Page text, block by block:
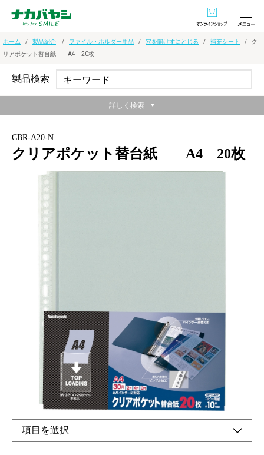
オンラインショ
ホーム 製品紹介 ファイル・ホルダー用品 穴を開けずにとじる 補充シート
ク
リアポケット替台紙 A4 20枚
CBR-A20-N
クリアポケット替台紙 A4 20枚
たっぷり使える！A4サイズのポケット替台紙の20
枚パックです。
メーカー希望小売価格：
オープン
30穴・2穴・3穴・4穴に対応したマルチホールシステムを採用し
たA4サイズの替台紙。上入れポケット
オンラインショップ
製品検索
詳しく検索